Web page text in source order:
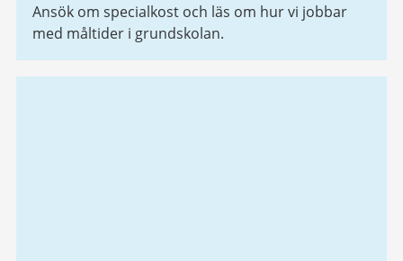
Ansök om specialkost och läs om hur vi jobbar
med måltider i grundskolan.